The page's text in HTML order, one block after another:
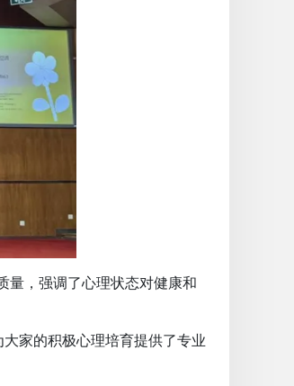
量，强调了心理状态对健康和
家的积极心理培育提供了专业